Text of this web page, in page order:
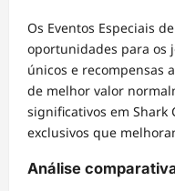
Os Eventos Especiais
oportunidades para os
únicos e recompensas
de melhor valor
significativos em Shark
exclusivos que
Análise